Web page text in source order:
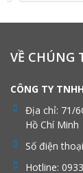
VỀ CHÚNG
CÔNG TY
Địa chỉ: 71/
Hồ Chí Minh
Số điện
Hotline: